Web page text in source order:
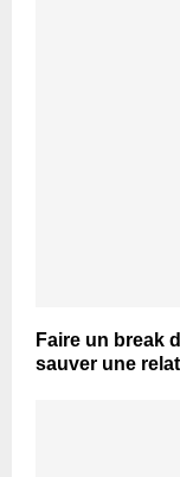
Faire un break
sauver une